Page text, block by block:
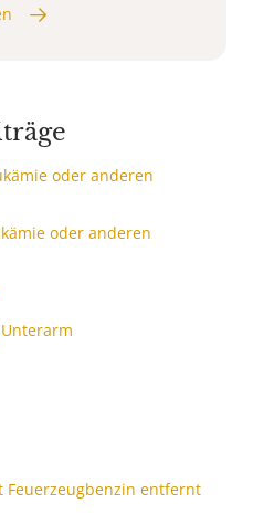
oder anderen
oder anderen
Feuerzeugbenzin entfernt